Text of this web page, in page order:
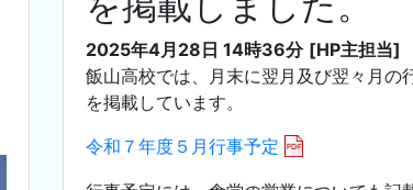
2025年4月28日 14時36分 [HP主担当]
飯山高校では、月末に翌月及び翌々月の
を掲載しています。
令和７年度５月行事予定